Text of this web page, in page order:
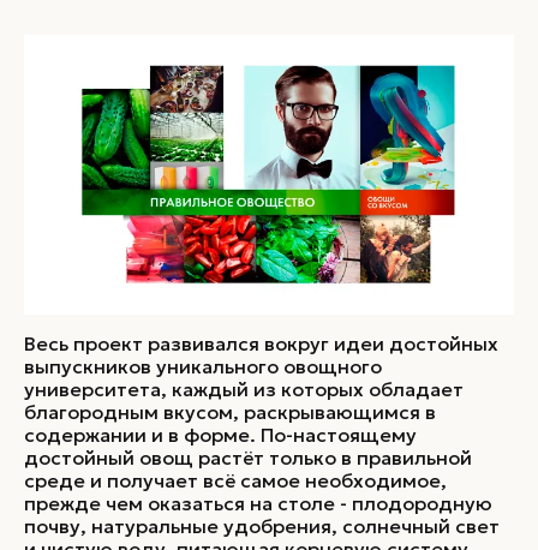
Весь проект развивался вокруг идеи достойных
выпускников уникального овощного
университета, каждый из которых обладает
благородным вкусом, раскрывающимся в
содержании и в форме. По-настоящему
достойный овощ растёт только в правильной
среде и получает всё самое необходимое,
прежде чем оказаться на столе - плодородную
почву, натуральные удобрения, солнечный свет